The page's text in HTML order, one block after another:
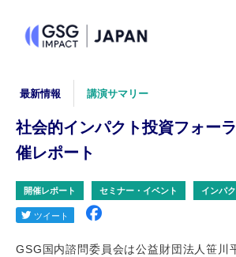
最新情報 講演サマリー
社会的インパクト投資フォー
催レポート
開催レポート セミナー・イベント インパ
GSG国内諮問委員会は公益財団法人笹川